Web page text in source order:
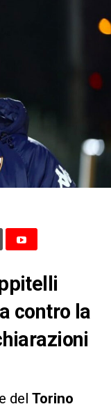
contro la
del Torino